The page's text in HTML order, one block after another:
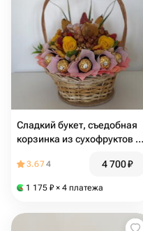
Сладкий букет, съедобная
корзинка из сухофруктов с
3.674 4 700₽
1 175 ₽ × 4 платежа